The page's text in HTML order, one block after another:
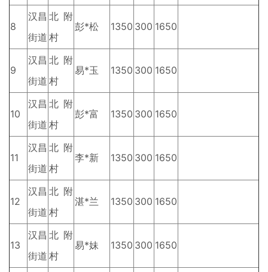
8
汉昌
街道
北附
村
彭*松 1350 300 1650
9
汉昌
街道
北附
村
易*玉 1350 300 1650
10
汉昌
街道
北附
村
彭*富 1350 300 1650
11
汉昌
街道
北附
村
李*新 1350 300 1650
12
汉昌
街道
北附
村
湛*兰 1350 300 1650
13
汉昌
街道
北附
村
易*妹 1350 300 1650